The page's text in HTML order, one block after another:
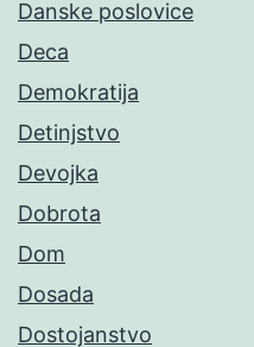
Danske poslovice
Deca
Demokratija
Detinjstvo
Devojka
Dobrota
Dom
Dosada
Dostojanstvo